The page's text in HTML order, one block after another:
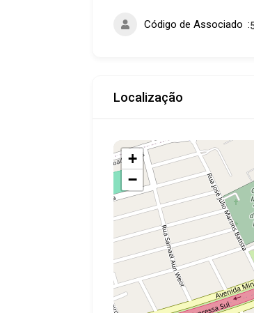
Código de Associado
Localização
+
−